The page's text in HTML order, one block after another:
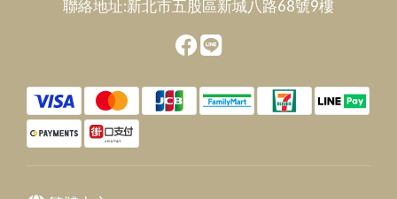
聯絡地址:新北市五股區新城八路68號9樓